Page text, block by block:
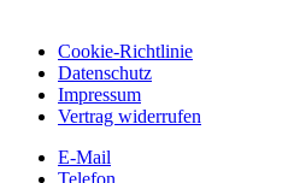
Cookie-Richtlinie
Datenschutz
Impressum
Vertrag widerrufen
E-Mail
Telefon